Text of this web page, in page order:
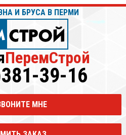
И БРУСА В ПЕРМИ
ПеремСтрой
39-16
МНЕ